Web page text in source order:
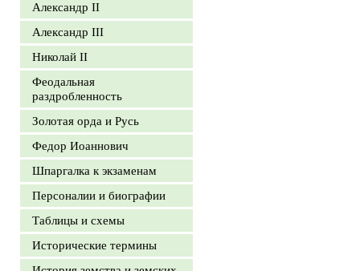
Александр II
Александр III
Николай II
Феодальная
раздробленность
Золотая орда и Русь
Федор Иоаннович
Шпаргалка к экзаменам
Персоналии и биографии
Таблицы и схемы
Исторические термины